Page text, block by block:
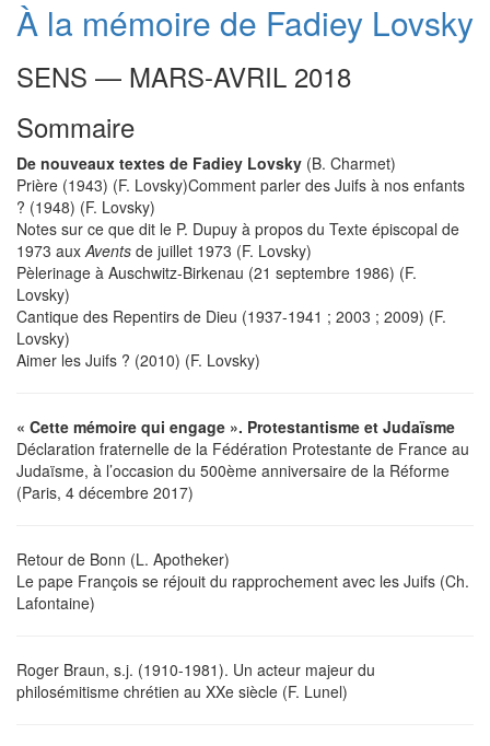
À la mémoire de Fadiey Lovsky
SENS — MARS-AVRIL 2018
Sommaire
De nouveaux textes de Fadiey Lovsky (B. Charmet)
Prière (1943) (F. Lovsky)Comment parler des Juifs à nos enfants
? (1948) (F. Lovsky)
Notes sur ce que dit le P. Dupuy à propos du Texte épiscopal de
1973 auxAvents de juillet 1973 (F. Lovsky)
Pèlerinage à Auschwitz-Birkenau (21 septembre 1986) (F.
Lovsky)
Cantique des Repentirs de Dieu (1937-1941 ; 2003 ; 2009) (F.
Lovsky)
Aimer les Juifs ? (2010) (F. Lovsky)
« Cette mémoire qui engage ». Protestantisme et Judaïsme
Déclaration fraternelle de la Fédération Protestante de France au
Judaïsme, à l’occasion du 500ème anniversaire de la Réforme
(Paris, 4 décembre 2017)
Retour de Bonn (L. Apotheker)
Le pape François se réjouit du rapprochement avec les Juifs (Ch.
Lafontaine)
Roger Braun, s.j. (1910-1981). Un acteur majeur du
philosémitisme chrétien au XXe siècle (F. Lunel)